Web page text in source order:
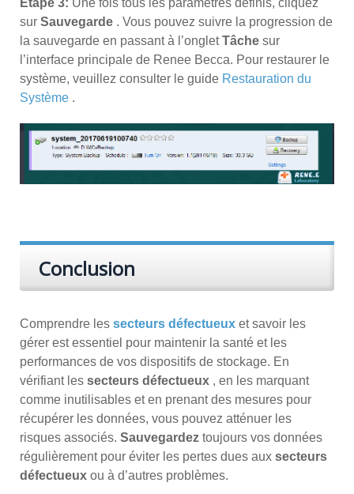
sur Sauvegarde . Vous pouvez suivre la progression de
la sauvegarde en passant à l’ongletTâche sur
l’interface principale de Renee Becca. Pour restaurer le
système, veuillez consulter le guide Restauration du
Système .
Conclusion
Comprendre les secteurs défectueux et savoir les
gérer est essentiel pour maintenir la santé et les
performances de vos dispositifs de stockage. En
vérifiant les secteurs défectueux , en les marquant
comme inutilisables et en prenant des mesures pour
récupérer les données, vous pouvez atténuer les
risques associés. Sauvegardez toujours vos données
régulièrement pour éviter les pertes dues aux secteurs
défectueux ou à d’autres problèmes.